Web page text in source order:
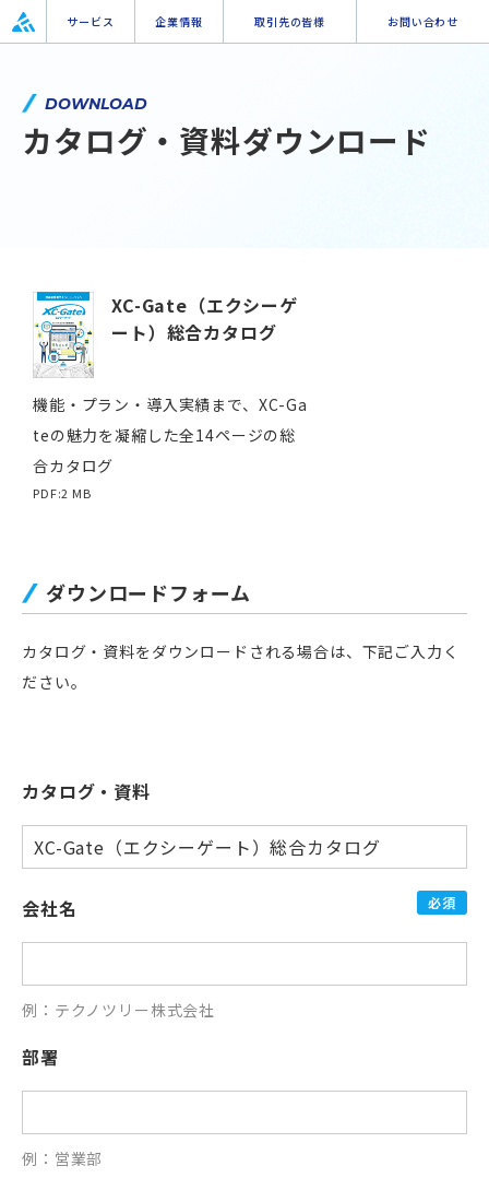
サービス 企業情報 取引先の皆様 お問い合わせ
DOWNLOAD
カタログ・資料ダウンロード
XC-Gate（エクシーゲ
ート）総合カタログ
機能・プラン・導入実績まで、XC-Ga
teの魅力を凝縮した全14ページの総
合カタログ
PDF:2 MB
ダウンロードフォーム
カタログ・資料をダウンロードされる場合は、下記ご入力く
ださい。
カタログ・資料
会社名 必須
例：テクノツリー株式会社
部署
例：営業部